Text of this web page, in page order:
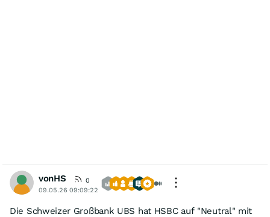
vonHS
0
09.05.26 09:09:22
Die Schweizer Großbank UBS hat HSBC auf "Neutral" mit